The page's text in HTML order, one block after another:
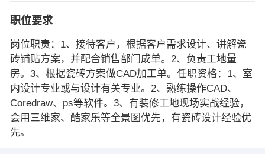
职位要求
岗位职责：1、接待客户，根据客户需求设计、讲解瓷
砖铺贴方案，并配合销售部门成单。2、负责工地量
房。3、根据瓷砖方案做CAD加工单。任职资格：1、室
内设计专业或与设计有关专业。2、熟练操作CAD、
Coredraw、ps等软件。3、有装修工地现场实战经验，
会用三维家、酷家乐等全景图优先，有瓷砖设计经验优
先。